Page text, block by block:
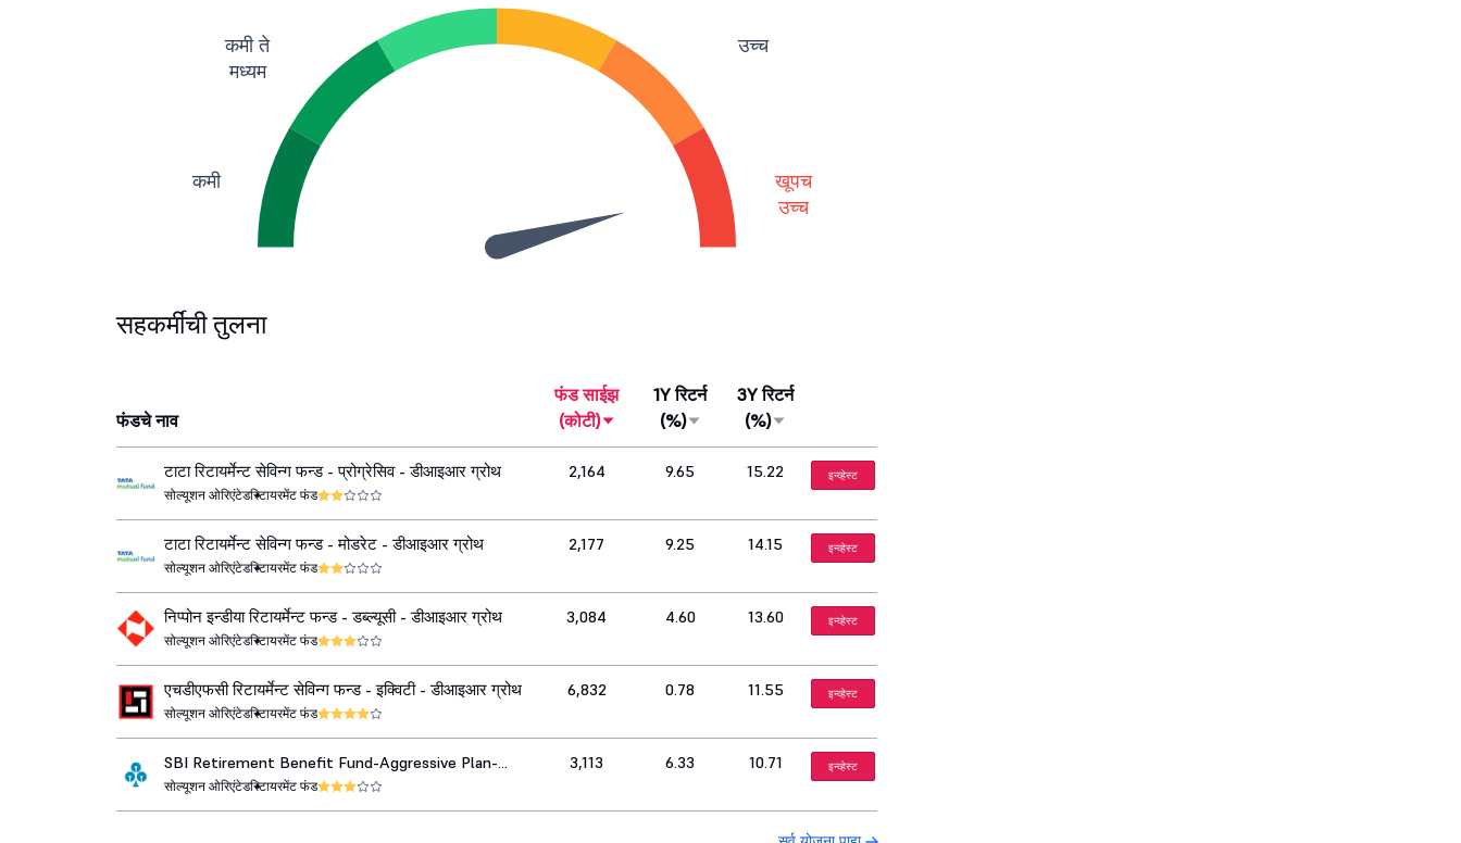
कमी
कमी ते
मध्यम
उच्च
खूपच
उच्च
सहकर्मींची तुलना
फंडचे नाव
फंड साईझ
(कोटी)
1Y रिटर्न
(%)
3Y रिटर्न
(%)
टाटा रिटायर्मेन्ट सेविन्ग फन्ड - प्रोग्रेसिव - डीआइआर ग्रोथ
सोल्यूशन ओरिएंटेडरिटायरमेंट फंड
2,164 9.65 15.22 इन्व्हेस्ट
टाटा रिटायर्मेन्ट सेविन्ग फन्ड - मोडरेट - डीआइआर ग्रोथ
सोल्यूशन ओरिएंटेडरिटायरमेंट फंड
2,177 9.25 14.15 इन्व्हेस्ट
निप्पोन इन्डीया रिटायर्मेन्ट फन्ड - डब्ल्यूसी - डीआइआर ग्रोथ
सोल्यूशन ओरिएंटेडरिटायरमेंट फंड
3,084 4.60 13.60 इन्व्हेस्ट
एचडीएफसी रिटायर्मेन्ट सेविन्ग फन्ड - इक्विटी - डीआइआर ग्रोथ
सोल्यूशन ओरिएंटेडरिटायरमेंट फंड
6,832 0.78 11.55 इन्व्हेस्ट
SBI Retirement Benefit Fund-Aggressive Plan-
DirGrowth
सोल्यूशन ओरिएंटेडरिटायरमेंट फंड
3,113 6.33 10.71 इन्व्हेस्ट